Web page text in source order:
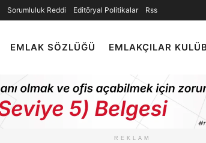
Sorumluluk Reddi Editöryal Politikalar Rss
EMLAK SÖZLÜĞÜ EMLAKÇILAR
REKLAM